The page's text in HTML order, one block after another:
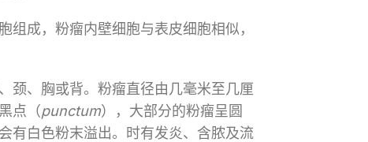
组成，粉瘤内壁细胞与表皮细胞相似，
颈、胸或背。粉瘤直径由几毫米至几厘
点（punctum），大部分的粉瘤呈圆
有白色粉末溢出。时有发炎、含脓及流